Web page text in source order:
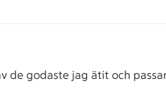
de godaste jag ätit och